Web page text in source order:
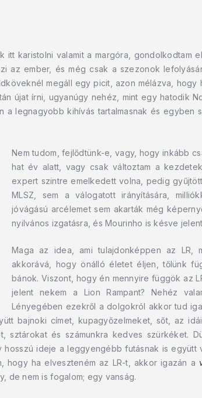
itt karistolni valamit a margóra, gondolkodtam
az ember, és még csak a szezonok
megáll egy picit, azon mélázva, hogy
újat írni, ugyanúgy nehéz, mint egy hatodik
a legnagyobb kihívás tartalmasnak és egyben
Nem tudom, fejlődtünk-e, vagy, hogy inkább
hat év alatt, vagy csak változtam a
expert szintre emelkedett volna, pedig
MLSZ, sem a válogatott irányítására,
jóvágású arcélemet sem akarták még
nyilvános izgatásra, és Mourinho is késve
Maga az idea, ami tulajdonképpen az LR,
akkorává, hogy önálló életet éljen, tőlünk
bánok. Viszont, hogy én mennyire függök az
jelent nekem a Lion Rampant? Nehéz
Lényegében ezekről a dolgokról akkor tud
bajnoki címet, kupagyőzelmeket, sőt, az
sztárokat és számunkra kedves szürkéket.
ideje a leggyengébb futásnak is együtt
hogy ha elveszteném az LR-t, akkor igazán a
de nem is fogalom; egy vanság.